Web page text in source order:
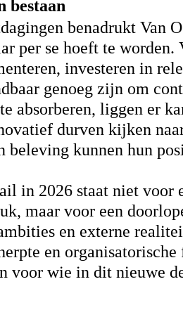
bestaan
benadrukt Van
per se hoeft te
investeren in
genoeg zijn om
absorberen, liggen er
durven kijken
beleving kunnen hun
in 2026 staat niet voor
maar voor een
en externe
en
voor wie in dit nieuwe